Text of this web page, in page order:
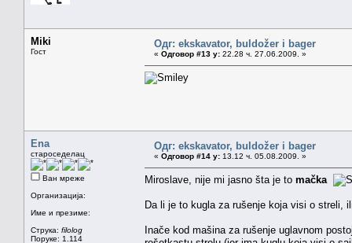
Miki
Гост
Одг: ekskavator, buldožer i bager
« Одговор #13 у: 22.28 ч. 27.06.2009. »
Ena
староседелац
Ван мреже
Организација:
Име и презиме:
Струка: filolog
Поруке: 1.114
Одг: ekskavator, buldožer i bager
« Одговор #14 у: 13.12 ч. 05.08.2009. »
Miroslave, nije mi jasno šta je to mačka
Da li je to kugla za rušenje koja visi o streli,
Inače kod mašina za rušenje uglavnom